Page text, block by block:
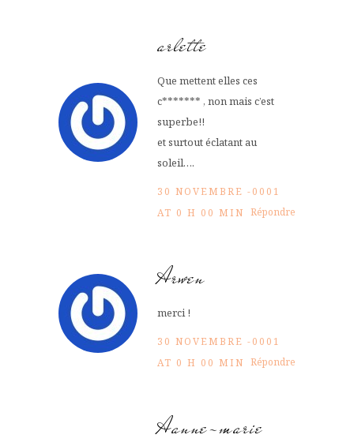
arlette
Que mettent elles ces
c******* , non mais c’est
superbe!!
et surtout éclatant au
soleil….
30 NOVEMBRE -0001
AT 0 H 00 MIN Répondre
Arwen
merci !
30 NOVEMBRE -0001
AT 0 H 00 MIN Répondre
Aanne-marie